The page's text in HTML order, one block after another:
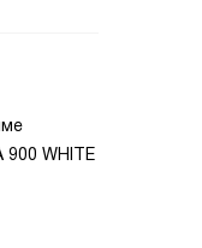
900 WHITE